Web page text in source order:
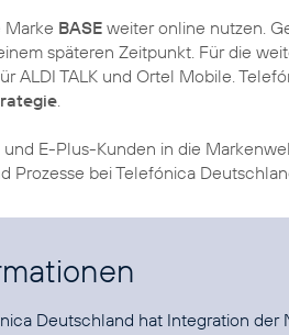
Marke BASE weiter online nutzen.
späteren Zeitpunkt. Für die
ALDI TALK und Ortel Mobile.
.
E-Plus-Kunden in die
Prozesse bei Telefónica
Deutschland hat Integration der